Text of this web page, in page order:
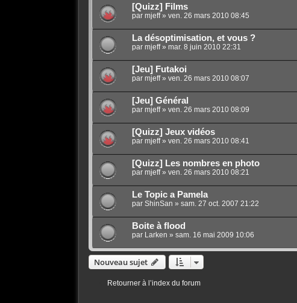
[Quizz] Films
par mjeff» ven. 26 mars 2010 08:45
La désoptimisation, et vous ?
par mjeff» mar. 8 juin 2010 22:31
[Jeu] Futakoi
par mjeff» ven. 26 mars 2010 08:07
[Jeu] Général
par mjeff» ven. 26 mars 2010 08:09
[Quizz] Jeux vidéos
par mjeff» ven. 26 mars 2010 08:41
[Quizz] Les nombres en photo
par mjeff» ven. 26 mars 2010 08:21
Le Topic a Pamela
par ShinSan » sam. 27 oct. 2007 21:22
Boite à flood
par Larken » sam. 16 mai 2009 10:06
Nouveau sujet
Retourner à l’index du forum